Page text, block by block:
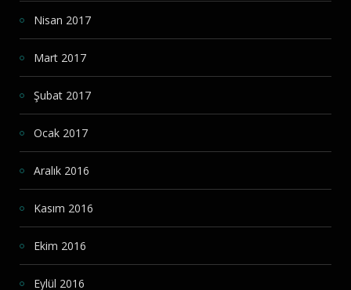
Nisan 2017
Mart 2017
Şubat 2017
Ocak 2017
Aralık 2016
Kasım 2016
Ekim 2016
Eylül 2016